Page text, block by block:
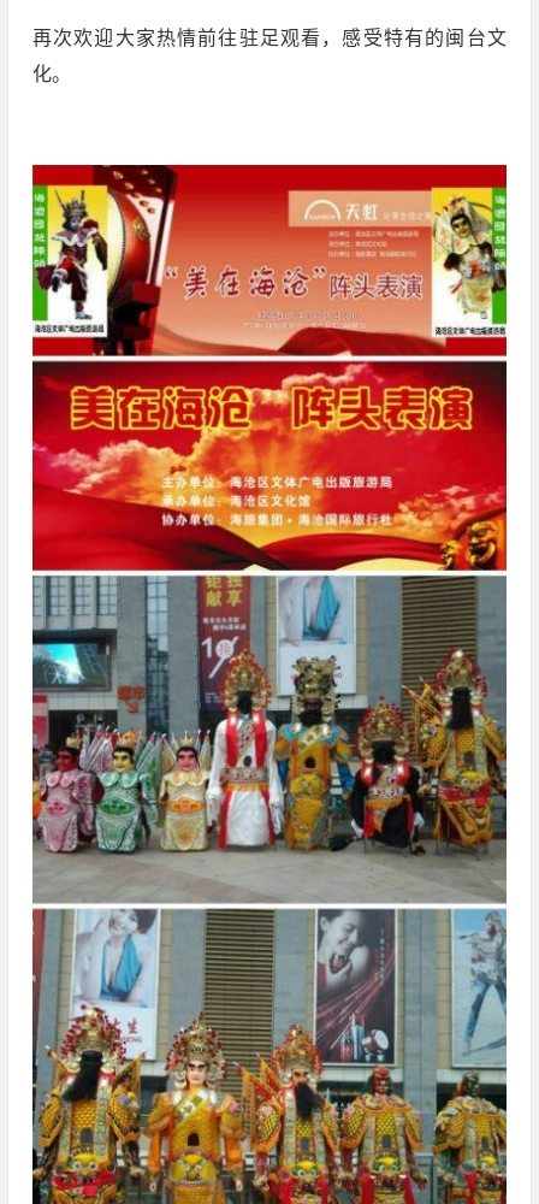
再次欢迎大家热情前往驻足观看，感受特有的闽台文
化。